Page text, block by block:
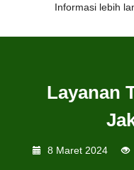
Informasi lebih
Layanan
8 Maret 2024